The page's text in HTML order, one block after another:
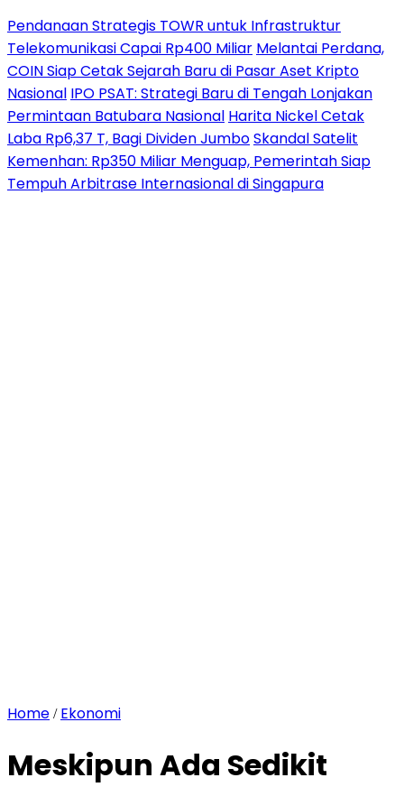
Pendanaan Strategis TOWR untuk Infrastruktur
Telekomunikasi Capai Rp400 Miliar Melantai Perdana,
COIN Siap Cetak Sejarah Baru di Pasar Aset Kripto
Nasional IPO PSAT: Strategi Baru di Tengah Lonjakan
Permintaan Batubara Nasional Harita Nickel Cetak
Laba Rp6,37 T, Bagi Dividen JumboSkandal Satelit
Kemenhan: Rp350 Miliar Menguap, Pemerintah Siap
Tempuh Arbitrase Internasional di Singapura
Home / Ekonomi
Meskipun Ada Sedikit